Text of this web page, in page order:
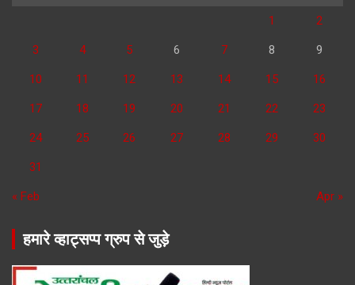
1 2
3 4 5 6 7 8 9
10 11 12 13 14 15 16
17 18 19 20 21 22 23
24 25 26 27 28 29 30
31
« Feb Apr »
हमारे व्हाट्सप्प ग्रुप से जुड़े